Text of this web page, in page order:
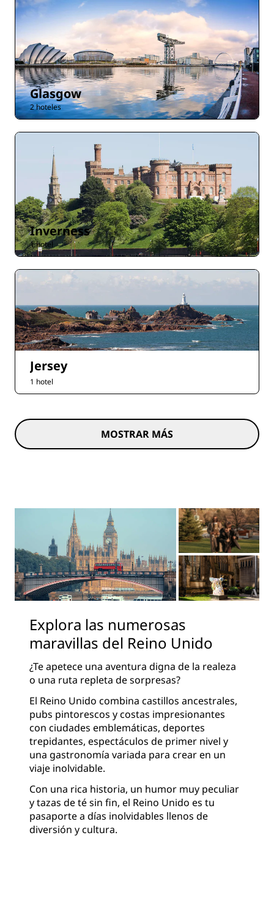
Glasgow
2 hoteles
Inverness
1 hotel
Jersey
1 hotel
MOSTRAR MÁS
Explora las numerosas
maravillas del Reino Unido
¿Te apetece una aventura digna de la realeza
o una ruta repleta de sorpresas?
El Reino Unido combina castillos ancestrales,
pubs pintorescos y costas impresionantes
con ciudades emblemáticas, deportes
trepidantes, espectáculos de primer nivel y
una gastronomía variada para crear en un
viaje inolvidable.
Con una rica historia, un humor muy peculiar
y tazas de té sin fin, el Reino Unido es tu
pasaporte a días inolvidables llenos de
diversión y cultura.